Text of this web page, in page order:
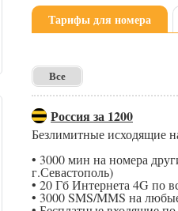
Тарифы для номера
Все
Россия за 1200
Безлимитные исходящие
• 3000 мин на номера
г.Севастополь)
• 20 Гб Интернета 4G по
• 3000 SMS/MMS на